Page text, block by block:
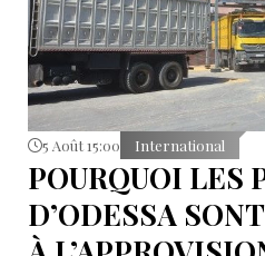
5 Août 15:00 International
POURQUOI LES
D’ODESSA